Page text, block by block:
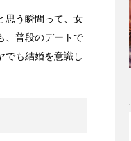
思う瞬間って、女
、普段のデートで
でも結婚を意識し